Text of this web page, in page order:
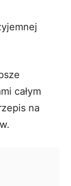
całym
na
.